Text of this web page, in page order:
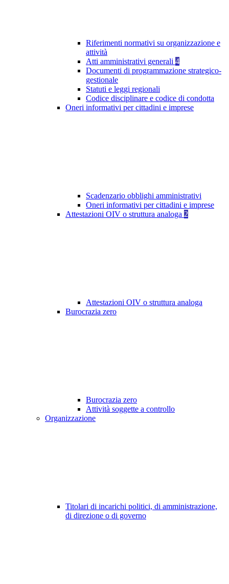
Riferimenti normativi su organizzazione e
attività
Atti amministrativi generali 4
Documenti di programmazione strategico-
gestionale
Statuti e leggi regionali
Codice disciplinare e codice di condotta
Oneri informativi per cittadini e imprese
Scadenzario obblighi amministrativi
Oneri informativi per cittadini e imprese
Attestazioni OIV o struttura analoga 2
Attestazioni OIV o struttura analoga
Burocrazia zero
Burocrazia zero
Attività soggette a controllo
Organizzazione
Titolari di incarichi politici, di amministrazione,
di direzione o di governo